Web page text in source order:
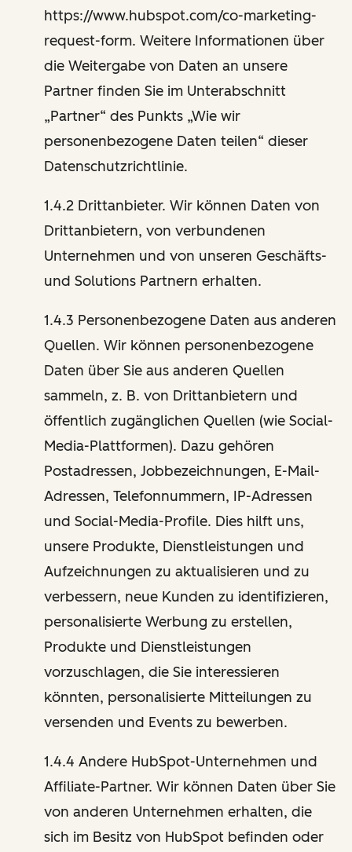
https://www.hubspot.com/co-marketing-
request-form. Weitere Informationen über
die Weitergabe von Daten an unsere
Partner finden Sie im Unterabschnitt
„Partner“ des Punkts „Wie wir
personenbezogene Daten teilen“ dieser
Datenschutzrichtlinie.
1.4.2 Drittanbieter. Wir können Daten von
Drittanbietern, von verbundenen
Unternehmen und von unseren Geschäfts-
und Solutions Partnern erhalten.
1.4.3 Personenbezogene Daten aus anderen
Quellen. Wir können personenbezogene
Daten über Sie aus anderen Quellen
sammeln, z. B. von Drittanbietern und
öffentlich zugänglichen Quellen (wie Social-
Media-Plattformen). Dazu gehören
Postadressen, Jobbezeichnungen, E-Mail-
Adressen, Telefonnummern, IP-Adressen
und Social-Media-Profile. Dies hilft uns,
unsere Produkte, Dienstleistungen und
Aufzeichnungen zu aktualisieren und zu
verbessern, neue Kunden zu identifizieren,
personalisierte Werbung zu erstellen,
Produkte und Dienstleistungen
vorzuschlagen, die Sie interessieren
könnten, personalisierte Mitteilungen zu
versenden und Events zu bewerben.
1.4.4 Andere HubSpot-Unternehmen und
Affiliate-Partner. Wir können Daten über Sie
von anderen Unternehmen erhalten, die
sich im Besitz von HubSpot befinden oder